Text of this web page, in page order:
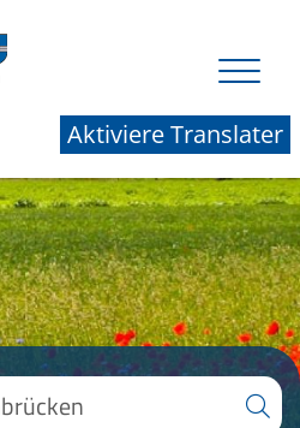
Aktiviere Translater